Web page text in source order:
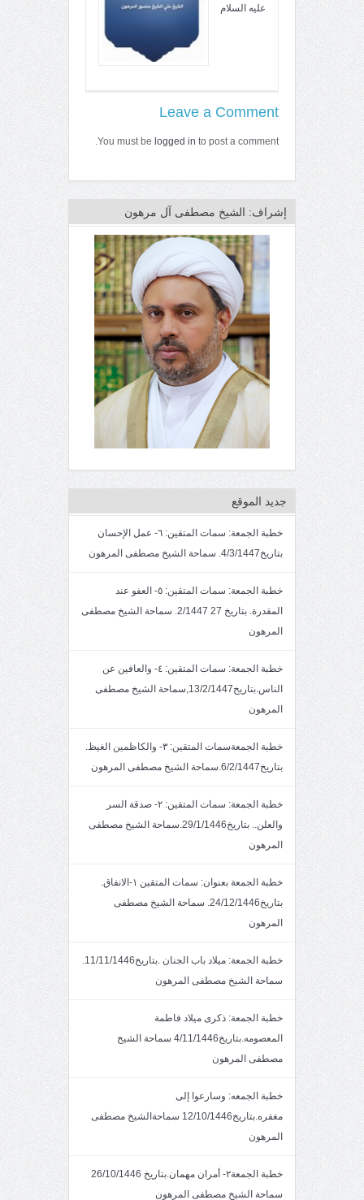
عليه السلام
Leave a Comment
You must be logged in to post a comment.
إشراف: الشيخ مصطفى آل مرهون
جديد الموقع
خطبة الجمعة: سمات المتقين: ٦- عمل الإحسان
بتاريخ4/3/1447. سماحة الشيخ مصطفى المرهون
خطبة الجمعة: سمات المتقين: ٥- العفو عند
المقدرة. بتاريخ 27 2/1447. سماحة الشيخ مصطفى
المرهون
خطبة الجمعة: سمات المتقين: ٤- والعافين عن
الناس.بتاريخ13/2/1447,سماحة الشيخ مصطفى
المرهون
خطبة الجمعةسمات المتقين: ٣- والكاظمين الغيظ.
بتاريخ6/2/1447.سماحة الشيخ مصطفى المرهون
خطبة الجمعة: سمات المتقين: ٢- صدقة السر
والعلن.. بتاريخ29/1/1446.سماحة الشيخ مصطفى
المرهون
خطبة الجمعة بعنوان: سمات المتقين ١-الانفاق.
بتاريخ24/12/1446. سماحة الشيخ مصطفى
المرهون
خطبة الجمعة: ميلاد باب الجنان .بتاريخ11/11/1446.
سماحة الشيخ مصطفى المرهون
خطبة الجمعة: ذكرى ميلاد فاطمة
المعصومه.بتاريخ4/11/1446 سماحة الشيخ
مصطفى المرهون
خطبة الجمعه: وسارعوا إلى
مغفره.بتاريخ12/10/1446 سماحةالشيخ مصطفى
المرهون
خطبة الجمعة٢- أمران مهمان.بتاريخ 26/10/1446
سماحة الشيخ مصطفى المرهون